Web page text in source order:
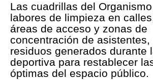
Las cuadrillas del
labores de limpieza en
áreas de acceso y zonas de
concentración de asistentes,
residuos generados durante
deportiva para restablecer
óptimas del espacio público.